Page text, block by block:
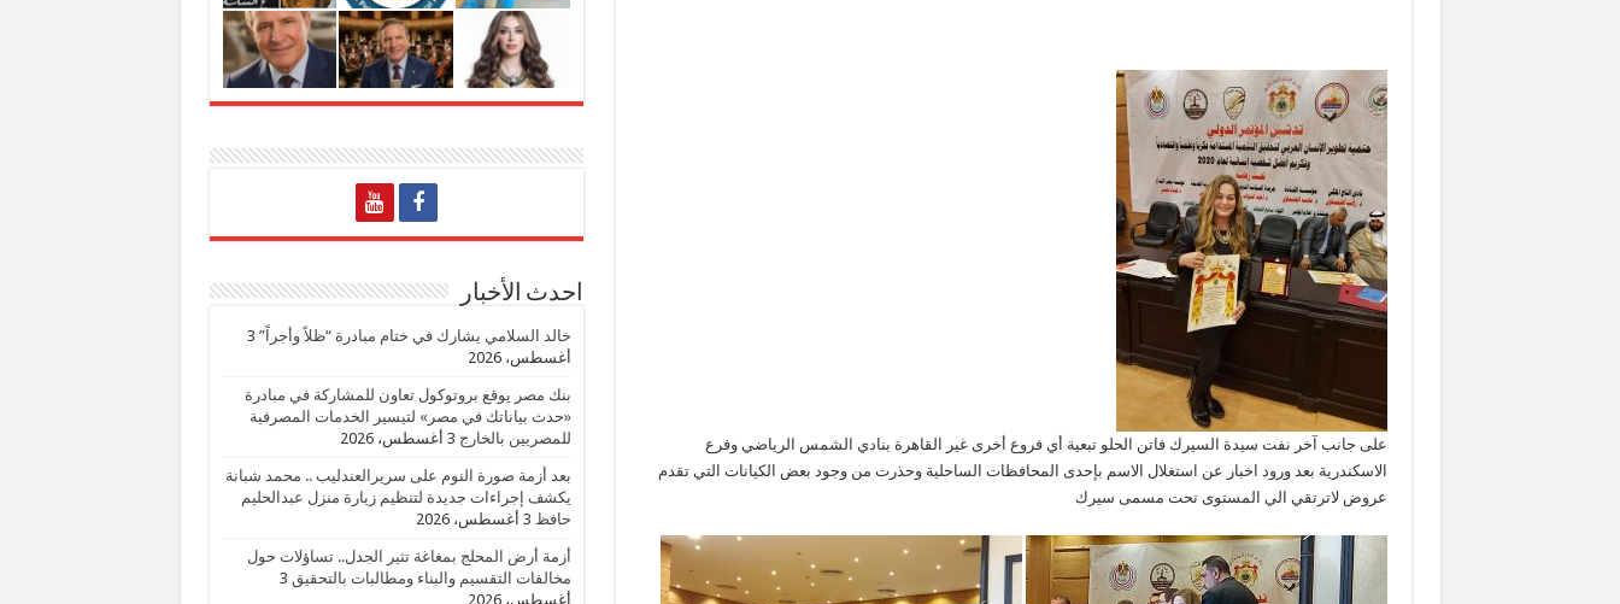
على جانب آخر نفت سيدة السيرك فاتن الحلو تبعية أي فروع أخرى غير القاهرة بنادي الشمس الرياضي وفرع
الاسكندرية بعد ورود اخبار عن استغلال الاسم بإحدى المحافظات الساحلية وحذرت من وجود بعض الكيانات التي تقدم
عروض لاترتقي الي المستوى تحت مسمى سيرك
احدث الأخبار
خالد السلامي يشارك في ختام مبادرة “ظلاً وأجراً” 3
أغسطس، 2026
بنك مصر يوقع بروتوكول تعاون للمشاركة في مبادرة
«حدث بياناتك في مصر» لتيسير الخدمات المصرفية
للمصريين بالخارج 3 أغسطس، 2026
بعد أزمة صورة النوم على سريرالعندليب .. محمد شبانة
يكشف إجراءات جديدة لتنظيم زيارة منزل عبدالحليم
حافظ 3 أغسطس، 2026
أزمة أرض المحلج بمغاغة تثير الجدل.. تساؤلات حول
مخالفات التقسيم والبناء ومطالبات بالتحقيق 3
أغسطس، 2026